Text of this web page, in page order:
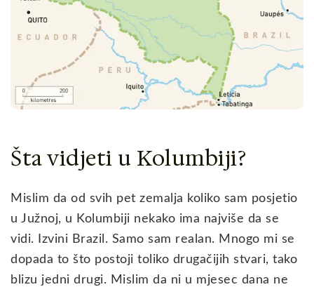
Šta vidjeti u Kolumbiji?
Mislim da od svih pet zemalja koliko sam posjetio
u Južnoj, u Kolumbiji nekako ima najviše da se
vidi. Izvini Brazil. Samo sam realan. Mnogo mi se
dopada to što postoji toliko drugačijih stvari, tako
blizu jedni drugi. Mislim da ni u mjesec dana ne